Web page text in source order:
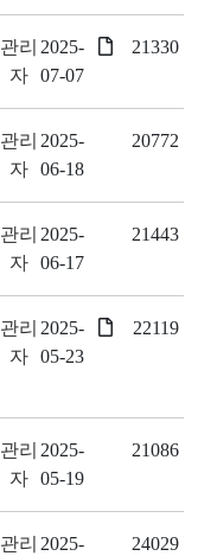
관리
자
2025-
07-07
21330
관리
자
2025-
06-18
20772
관리
자
2025-
06-17
21443
관리
자
2025-
05-23
22119
관리
자
2025-
05-19
21086
관리 2025-
24029